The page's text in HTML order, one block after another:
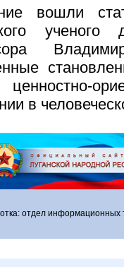
вошли
ученого
в
отдел информационных